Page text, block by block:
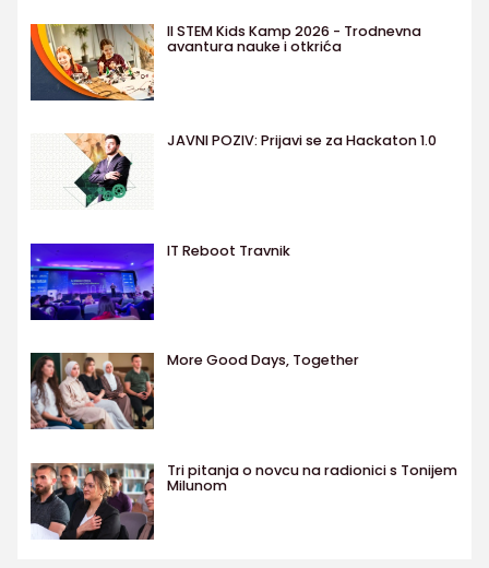
II STEM Kids Kamp 2026 - Trodnevna
avantura nauke i otkrića
JAVNI POZIV: Prijavi se za Hackaton 1.0
IT Reboot Travnik
More Good Days, Together
Tri pitanja o novcu na radionici s Tonijem
Milunom